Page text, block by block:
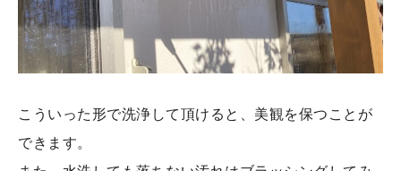
こういった形で洗浄して頂けると、美観を保つことが
できます。